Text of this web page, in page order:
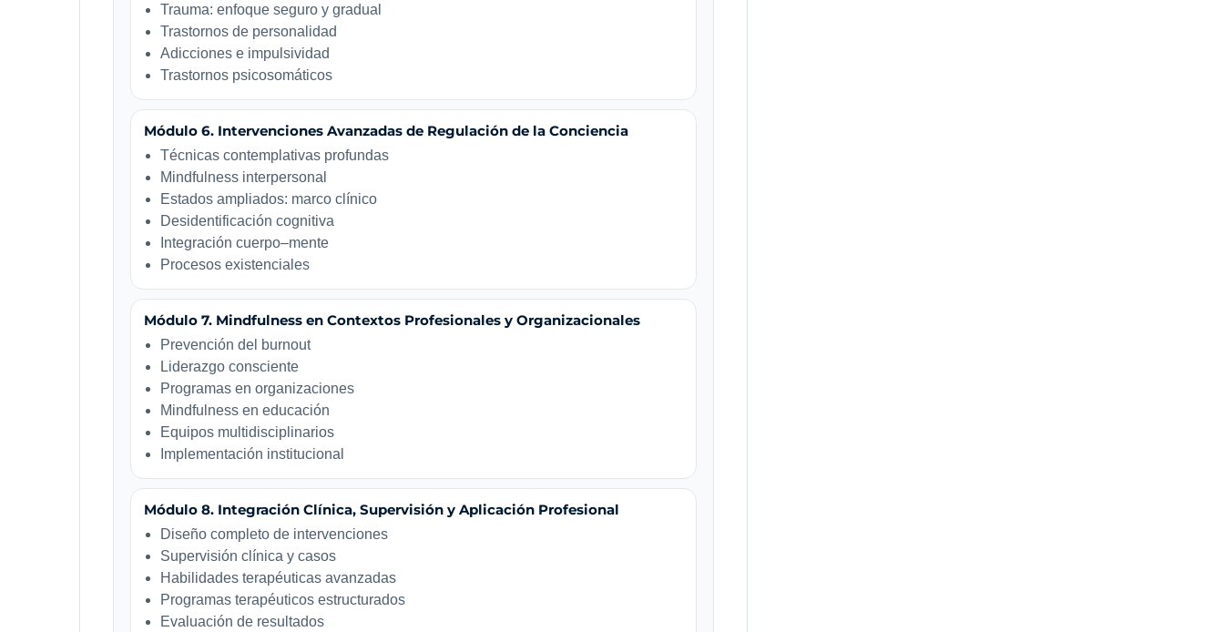
Trauma: enfoque seguro y gradual
Trastornos de personalidad
Adicciones e impulsividad
Trastornos psicosomáticos
Módulo 6. Intervenciones Avanzadas de Regulación de la Conciencia
Técnicas contemplativas profundas
Mindfulness interpersonal
Estados ampliados: marco clínico
Desidentificación cognitiva
Integración cuerpo–mente
Procesos existenciales
Módulo 7. Mindfulness en Contextos Profesionales y Organizacionales
Prevención del burnout
Liderazgo consciente
Programas en organizaciones
Mindfulness en educación
Equipos multidisciplinarios
Implementación institucional
Módulo 8. Integración Clínica, Supervisión y Aplicación Profesional
Diseño completo de intervenciones
Supervisión clínica y casos
Habilidades terapéuticas avanzadas
Programas terapéuticos estructurados
Evaluación de resultados